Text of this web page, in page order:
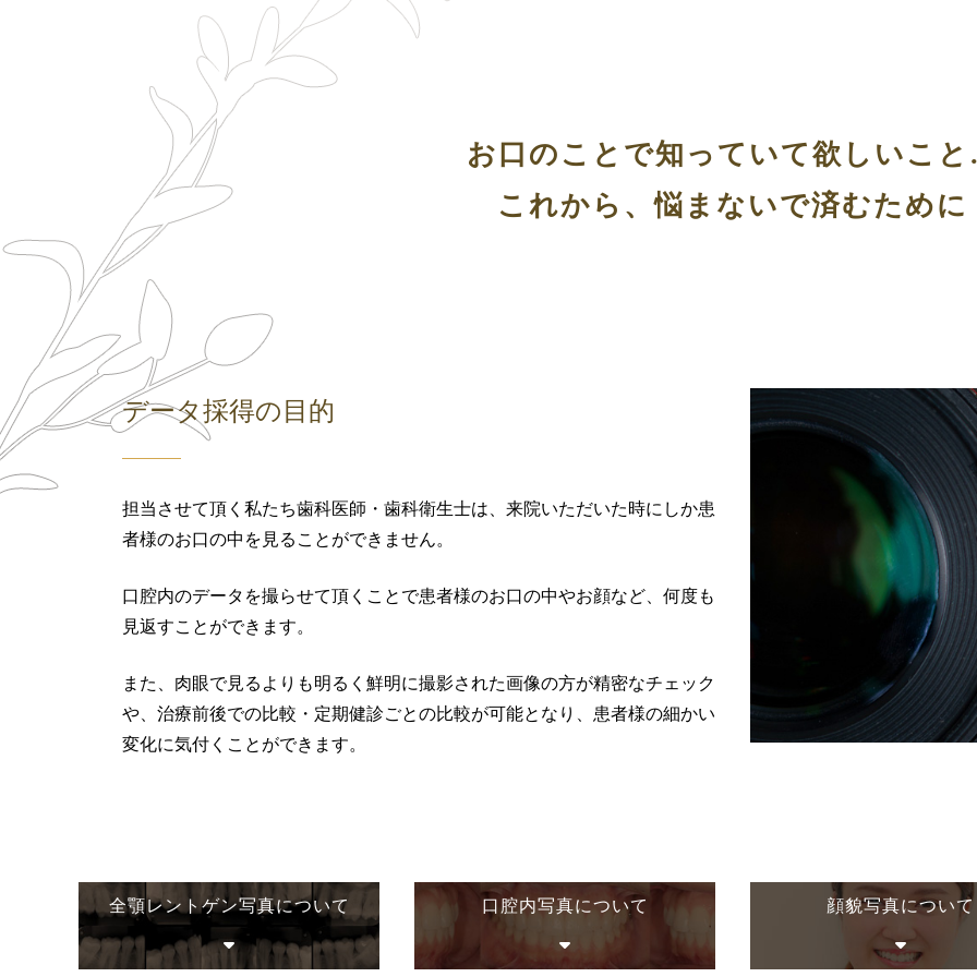
お口のことで知っていて欲しいこ
これから、悩まないで済むために
データ採得の目的
担当させて頂く私たち歯科医師・歯科衛生士は、来院いただいた時にしか患
者様のお口の中を見ることができません。
口腔内のデータを撮らせて頂くことで患者様のお口の中やお顔など、何度も
見返すことができます。
また、肉眼で見るよりも明るく鮮明に撮影された画像の方が精密なチェック
や、治療前後での比較・定期健診ごとの比較が可能となり、患者様の細かい
変化に気付くことができます。
全顎レントゲン写真について 口腔内写真について 顔貌写真について